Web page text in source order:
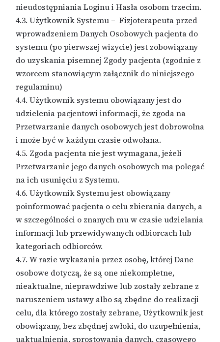
nieudostępniania Loginu i Hasła osobom trzecim.
4.3. Użytkownik Systemu – Fizjoterapeuta przed
wprowadzeniem Danych Osobowych pacjenta do
systemu (po pierwszej wizycie) jest zobowiązany
do uzyskania pisemnej Zgody pacjenta (zgodnie z
wzorcem stanowiącym załącznik do niniejszego
regulaminu)
4.4. Użytkownik systemu obowiązany jest do
udzielenia pacjentowi informacji, że zgoda na
Przetwarzanie danych osobowych jest dobrowolna
i może być w każdym czasie odwołana.
4.5. Zgoda pacjenta nie jest wymagana, jeżeli
Przetwarzanie jego danych osobowych ma polegać
na ich usunięciu z Systemu.
4.6. Użytkownik Systemu jest obowiązany
poinformować pacjenta o celu zbierania danych, a
w szczególności o znanych mu w czasie udzielania
informacji lub przewidywanych odbiorcach lub
kategoriach odbiorców.
4.7. W razie wykazania przez osobę, której Dane
osobowe dotyczą, że są one niekompletne,
nieaktualne, nieprawdziwe lub zostały zebrane z
naruszeniem ustawy albo są zbędne do realizacji
celu, dla którego zostały zebrane, Użytkownik jest
obowiązany, bez zbędnej zwłoki, do uzupełnienia,
uaktualnienia, sprostowania danych, czasowego